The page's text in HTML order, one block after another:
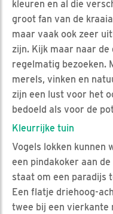
kleuren en al die
groot fan van de
maar vaak ook zeer
zijn. Kijk maar naar de
regelmatig bezoeken.
merels, vinken en
zijn een lust voor het
bedoeld als voor de
Kleurrijke tuin
Vogels lokken kunnen
een pindakoker aan
staat om een paradijs
Een flatje driehoog-
twee bij een vierkante